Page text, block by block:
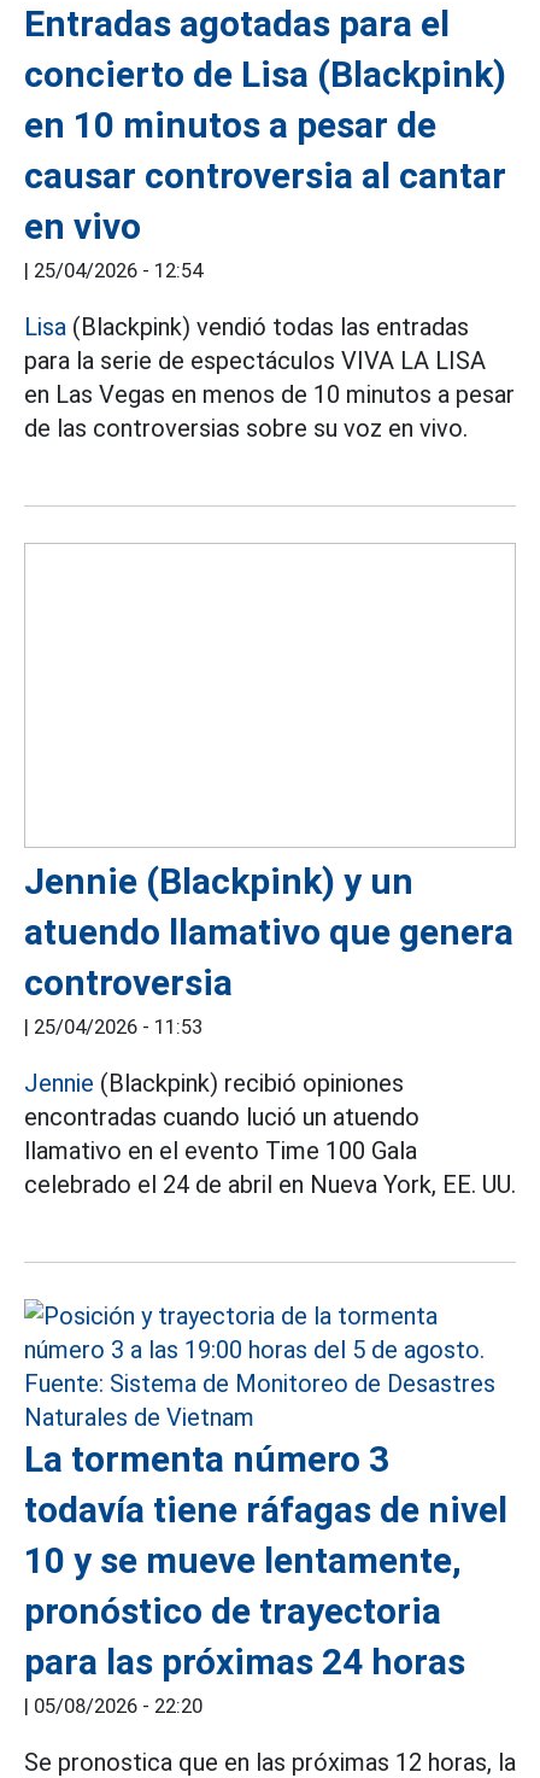
Entradas agotadas para el
concierto de Lisa (Blackpink)
en 10 minutos a pesar de
causar controversia al cantar
en vivo
| 25/04/2026 - 12:54
Lisa (Blackpink) vendió todas las entradas
para la serie de espectáculos VIVA LA LISA
en Las Vegas en menos de 10 minutos a pesar
de las controversias sobre su voz en vivo.
Jennie (Blackpink) y un
atuendo llamativo que genera
controversia
| 25/04/2026 - 11:53
Jennie (Blackpink) recibió opiniones
encontradas cuando lució un atuendo
llamativo en el evento Time 100 Gala
celebrado el 24 de abril en Nueva York, EE. UU.
La tormenta número 3
todavía tiene ráfagas de nivel
10 y se mueve lentamente,
pronóstico de trayectoria
para las próximas 24 horas
| 05/08/2026 - 22:20
Se pronostica que en las próximas 12 horas, la